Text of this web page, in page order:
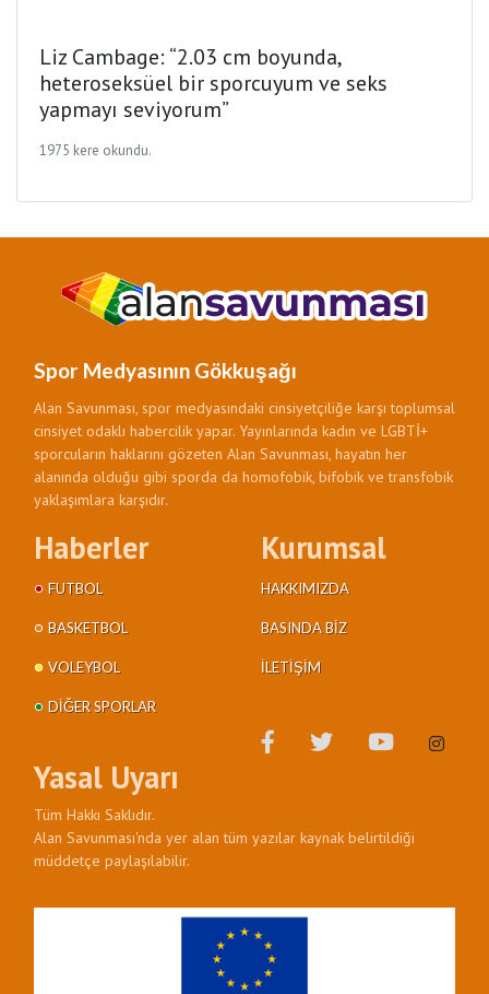
Liz Cambage: “2.03 cm boyunda,
heteroseksüel bir sporcuyum ve seks
yapmayı seviyorum”
1975 kere okundu.
Spor Medyasının Gökkuşağı
Alan Savunması, spor medyasındaki cinsiyetçiliğe karşı toplumsal
cinsiyet odaklı habercilik yapar. Yayınlarında kadın ve LGBTİ+
sporcuların haklarını gözeten Alan Savunması, hayatın her
alanında olduğu gibi sporda da homofobik, bifobik ve transfobik
yaklaşımlara karşıdır.
Haberler
FUTBOL
BASKETBOL
VOLEYBOL
DIĞER SPORLAR
Kurumsal
HAKKIMIZDA
BASINDA BIZ
İLETIŞIM
Yasal Uyarı
Tüm Hakkı Saklıdır.
Alan Savunması'nda yer alan tüm yazılar kaynak belirtildiği
müddetçe paylaşılabilir.